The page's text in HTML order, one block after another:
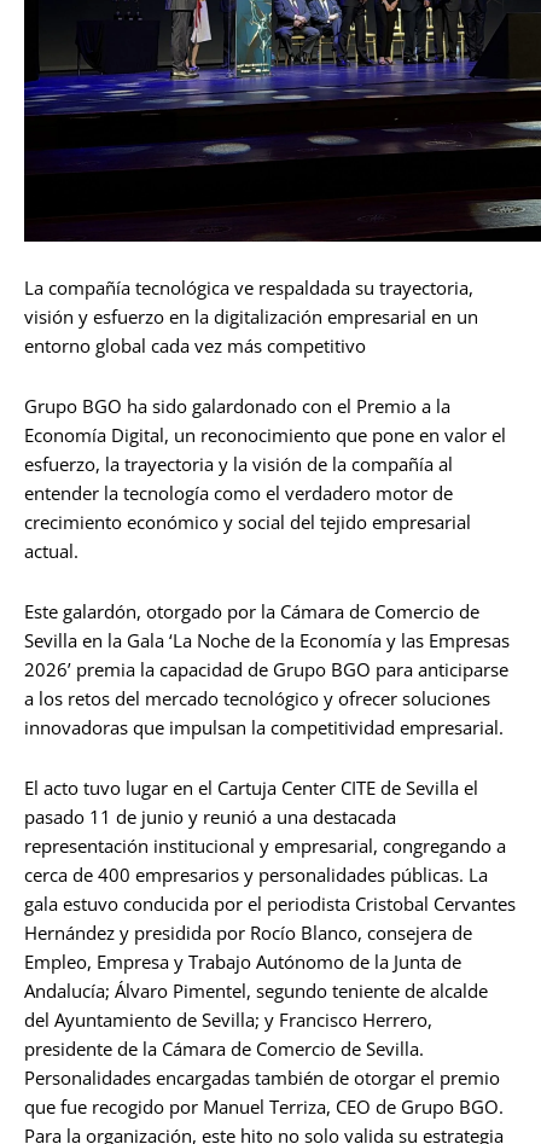
La compañía tecnológica ve respaldada su trayectoria,
visión y esfuerzo en la digitalización empresarial en un
entorno global cada vez más competitivo
Grupo BGO ha sido galardonado con el Premio a la
Economía Digital, un reconocimiento que pone en valor el
esfuerzo, la trayectoria y la visión de la compañía al
entender la tecnología como el verdadero motor de
crecimiento económico y social del tejido empresarial
actual.
Este galardón, otorgado por la Cámara de Comercio de
Sevilla en la Gala ‘La Noche de la Economía y las Empresas
2026’ premia la capacidad de Grupo BGO para anticiparse
a los retos del mercado tecnológico y ofrecer soluciones
innovadoras que impulsan la competitividad empresarial.
El acto tuvo lugar en el Cartuja Center CITE de Sevilla el
pasado 11 de junio y reunió a una destacada
representación institucional y empresarial, congregando a
cerca de 400 empresarios y personalidades públicas. La
gala estuvo conducida por el periodista Cristobal Cervantes
Hernández y presidida por Rocío Blanco, consejera de
Empleo, Empresa y Trabajo Autónomo de la Junta de
Andalucía; Álvaro Pimentel, segundo teniente de alcalde
del Ayuntamiento de Sevilla; y Francisco Herrero,
presidente de la Cámara de Comercio de Sevilla.
Personalidades encargadas también de otorgar el premio
que fue recogido por Manuel Terriza, CEO de Grupo BGO.
Para la organización, este hito no solo valida su estrategia